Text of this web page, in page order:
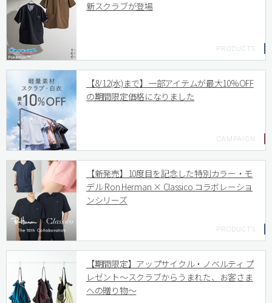
新スクラブが登場
【8/12(水)まで】一部アイテムが最大10%OFF
の期間限定価格になりました
【新発売】10度目を記念した特別カラー・モ
デル Ron Herman × Classico コラボレーショ
ンシリーズ
【期間限定】アップサイクル・ノベルティ プ
レゼント〜スクラブからうまれた、お客さま
への贈り物〜